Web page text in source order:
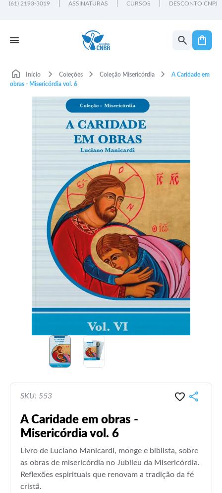
(61) 2193-3019 ASSINATURAS CURSOS DESCONTO CNPJ
Início Coleções Coleção Misericórdia
A Caridade em
obras - Misericórdia vol. 6
SKU: 553
A Caridade em obras -
Misericórdia vol. 6
Livro de Luciano Manicardi, monge e biblista, sobre
as obras de misericórdia no Jubileu da Misericórdia.
Reflexões espirituais que renovam a tradição da fé
cristã.